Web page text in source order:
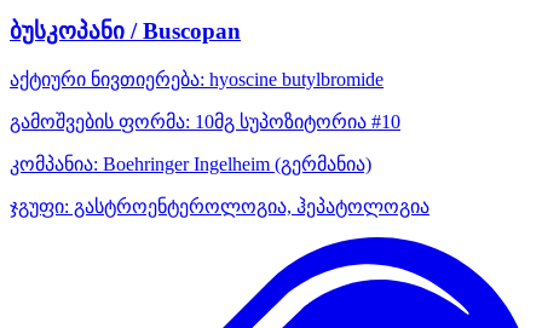
ბუსკოპანი / Buscopan
აქტიური ნივთიერება: hyoscine butylbromide
გამოშვების ფორმა: 10მგ სუპოზიტორია #10
კომპანია: Boehringer Ingelheim (გერმანია)
ჯგუფი: გასტროენტეროლოგია, ჰეპატოლოგია